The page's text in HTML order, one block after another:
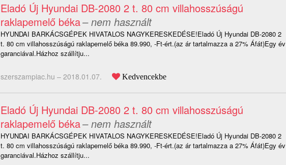
Eladó Új Hyundai DB-2080 2 t. 80 cm villahosszúságú
raklapemelő béka– nem használt
HYUNDAI BARKÁCSGÉPEK HIVATALOS NAGYKERESKEDÉSE!Eladó Új Hyundai DB-2080 2
t. 80 cm villahosszúságú raklapemelő béka 89.990, -Ft-ért.(az ár tartalmazza a 27% Áfát)Egy év
garanciával.Házhoz szállítju...
szerszampiac.hu – 2018.01.07. Kedvencekbe
Eladó Új Hyundai DB-2080 2 t. 80 cm villahosszúságú
raklapemelő béka– nem használt
HYUNDAI BARKÁCSGÉPEK HIVATALOS NAGYKERESKEDÉSE!Eladó Új Hyundai DB-2080 2
t. 80 cm villahosszúságú raklapemelő béka 89.990, -Ft-ért.(az ár tartalmazza a 27% Áfát)Egy év
garanciával.Házhoz szállítju...